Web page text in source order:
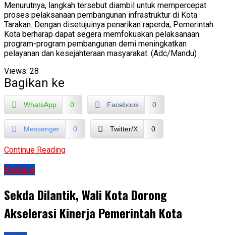
Menurutnya, langkah tersebut diambil untuk mempercepat
proses pelaksanaan pembangunan infrastruktur di Kota
Tarakan. Dengan disetujuinya penarikan raperda, Pemerintah
Kota berharap dapat segera memfokuskan pelaksanaan
program-program pembangunan demi meningkatkan
pelayanan dan kesejahteraan masyarakat. (Adc/Mandu)
Views: 28
Bagikan ke
WhatsApp 0 Facebook 0
Messenger 0 Twitter/X 0
Continue Reading
Kaltara
Sekda Dilantik, Wali Kota Dorong
Akselerasi Kinerja Pemerintah Kota